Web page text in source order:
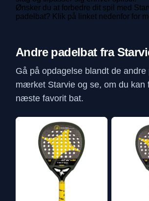
Ønsker du at forbedre dit spil med
padelbat? Klik på linket nedenfor for
Andre padelbat fra
Gå på opdagelse blandt de andre
mærket Starvie og se, om du kan
næste favorit bat.